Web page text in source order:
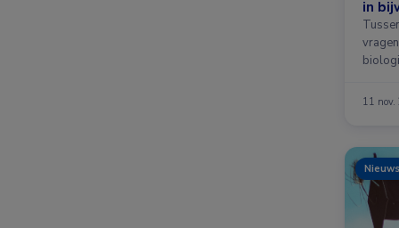
in
11
Nieuws